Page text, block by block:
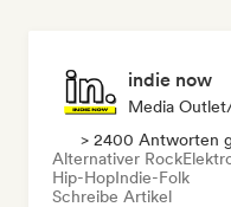
indie now
Media
> 2400 Antworten
Alternativer Rock
Hip-HopIndie-Folk
Schreibe Artikel